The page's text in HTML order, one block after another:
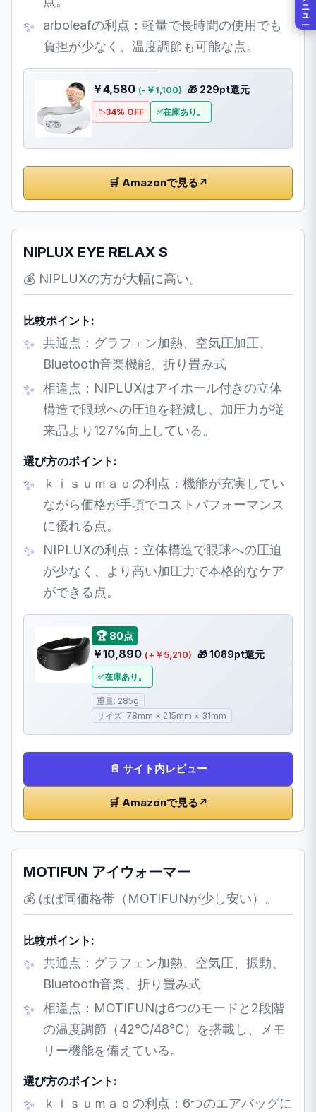
arboleafの利点：軽量で長時間の使用でも
負担が少なく、温度調節も可能な点。
￥4,580 (-￥1,100) 🎁 229pt還元
34% OFF 在庫あり。
🛒 Amazonで見る ↗
NIPLUX EYE RELAX S
💰 NIPLUXの方が大幅に高い。
比較ポイント:
共通点：グラフェン加熱、空気圧加圧、
Bluetooth音楽機能、折り畳み式
相違点：NIPLUXはアイホール付きの立体
構造で眼球への圧迫を軽減し、加圧力が従
来品より127%向上している。
選び方のポイント:
ｋｉｓｕｍａｏの利点：機能が充実してい
ながら価格が手頃でコストパフォーマンス
に優れる点。
NIPLUXの利点：立体構造で眼球への圧迫
が少なく、より高い加圧力で本格的なケア
ができる点。
🏆 80点
￥10,890 (+￥5,210) 🎁 1089pt還元
在庫あり。
重量: 285g
サイズ: 78mm × 215mm × 31mm
📄 サイト内レビュー
🛒 Amazonで見る ↗
MOTIFUN アイウォーマー
💰 ほぼ同価格帯（MOTIFUNが少し安い）。
比較ポイント:
共通点：グラフェン加熱、空気圧、振動、
Bluetooth音楽、折り畳み式
相違点：MOTIFUNは6つのモードと2段階
の温度調節（42℃/48℃）を搭載し、メモ
リー機能を備えている。
選び方のポイント:
ｋｉｓｕｍａｏの利点：6つのエアバッグに